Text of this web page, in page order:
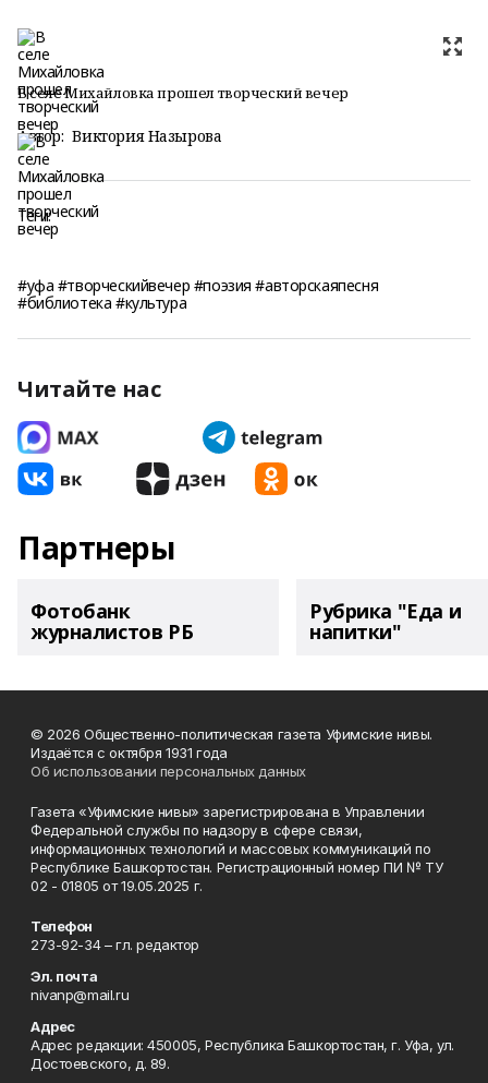
В селе Михайловка прошел творческий вечер
Автор: Виктория Назырова
Теги:
#уфа #творческийвечер #поэзия #авторскаяпесня
#библиотека #культура
Читайте нас
Партнеры
Фотобанк
журналистов РБ
Рубрика "Еда и
напитки"
© 2026 Общественно-политическая газета Уфимские нивы.
Издаётся с октября 1931 года
Об использовании персональных данных
Газета «Уфимские нивы» зарегистрирована в Управлении
Федеральной службы по надзору в сфере связи,
информационных технологий и массовых коммуникаций по
Республике Башкортостан. Регистрационный номер ПИ № ТУ
02 - 01805 от 19.05.2025 г.
Телефон
273-92-34 – гл. редактор
Эл. почта
nivanp@mail.ru
Адрес
Адрес редакции: 450005, Республика Башкортостан, г. Уфа, ул.
Достоевского, д. 89.